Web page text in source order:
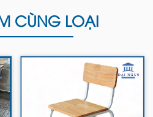
CÙNG LOẠI